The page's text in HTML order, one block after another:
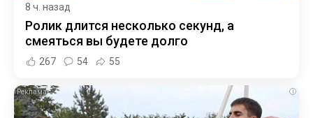
8 ч. назад
Ролик длится несколько секунд, а
смеяться вы будете долго
267 54 55
i